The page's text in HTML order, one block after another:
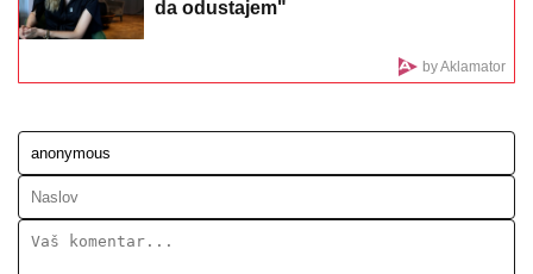
(VIDEO) MARIJANA MATEUS ĐUSKA
Cecinom koncertu, u miniću pokazala
izvajane noge, u publici i ova poznata
najviše na svetu!"